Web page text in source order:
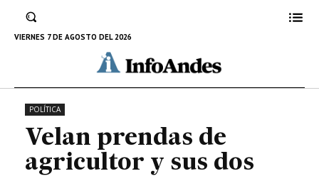
VIERNES 7 DE AGOSTO DEL 2026
dos hijos desaparecidos tras
huaico en Parihuanca
1 DE MARZO DE 2024
POLÍTICA
Velan prendas de
agricultor y sus dos